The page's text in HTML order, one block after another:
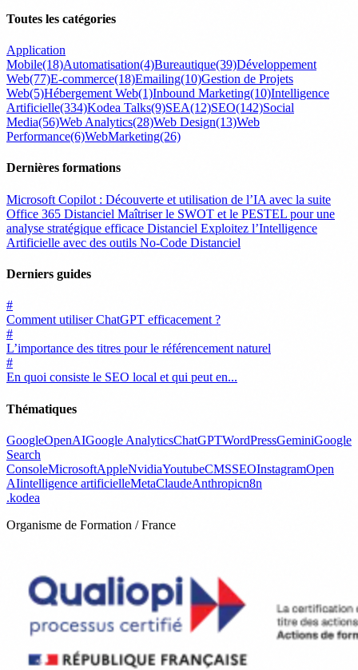
Toutes les catégories
Application
Mobile(18)Automatisation(4)Bureautique(39)Développement
Web(77)E-commerce(18)Emailing(10)Gestion de Projets
Web(5)Hébergement Web(1)Inbound Marketing(10)Intelligence
Artificielle(334)Kodea Talks(9)SEA(12)SEO(142)Social
Media(56)Web Analytics(28)Web Design(13)Web
Performance(6)WebMarketing(26)
Dernières formations
Microsoft Copilot : Découverte et utilisation de l’IA avec la suite
Office 365 Distanciel Maîtriser le SWOT et le PESTEL pour une
analyse stratégique efficace Distanciel Exploitez l’Intelligence
Artificielle avec des outils No-Code Distanciel
Derniers guides
#
Comment utiliser ChatGPT efficacement ?
#
L’importance des titres pour le référencement naturel
#
En quoi consiste le SEO local et qui peut en...
Thématiques
GoogleOpenAIGoogle AnalyticsChatGPTWordPressGeminiGoogle
Search
ConsoleMicrosoftAppleNvidiaYoutubeCMSSEOInstagramOpen
AIintelligence artificielleMetaClaudeAnthropicn8n
.kodea
Organisme de Formation / France